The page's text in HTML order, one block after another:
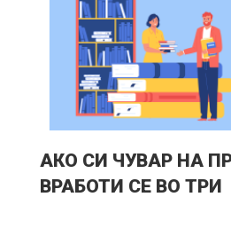
АКО СИ ЧУВАР НА
ВРАБОТИ СЕ ВО ТРИ